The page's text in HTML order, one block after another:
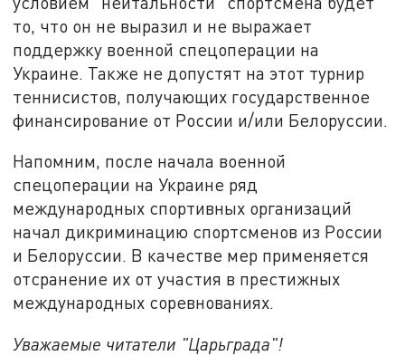
то, что он не выразил и не выражает
поддержку военной спецоперации на
Украине. Также не допустят на этот турнир
теннисистов, получающих государственное
финансирование от России и/или Белоруссии.
Напомним, после начала военной
спецоперации на Украине ряд
международных спортивных организаций
начал дикриминацию спортсменов из России
и Белоруссии. В качестве мер применяется
отсранение их от участия в престижных
международных соревнованиях.
Уважаемые читатели "Царьграда"!